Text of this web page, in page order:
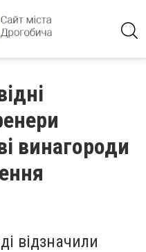
винагороди
відзначили